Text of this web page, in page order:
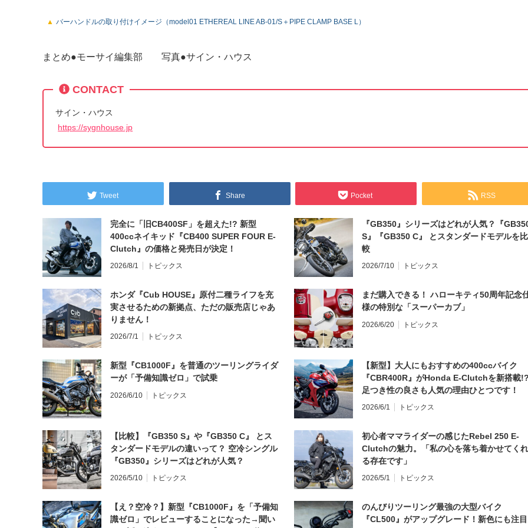
バーハンドルの取り付けイメージ（model01 ETHEREAL LINE AB-01/S＋PIPE CLAMP BASE L）
まとめ●モーサイ編集部 写真●サイン・ハウス
CONTACT
サイン・ハウス
https://sygnhouse.jp
Tweet Share Pocket RSS
完全に「旧CB400SF」を超えた!? 新型
400ccネイキッド『CB400 SUPER FOUR E-
Clutch』の価格と発売日が決定！
2026/8/1 トピックス
『GB350』シリーズはどれが人気？『
S』『GB350 C』 とスタンダードモデルを比
較
2026/7/10 トピックス
ホンダ『Cub HOUSE』原付二種ライフを充
実させるための新拠点、ただの販売店じゃあ
りません！
2026/7/1 トピックス
まだ購入できる！ ハローキティ50周年記念
様の特別な「スーパーカブ」
2026/6/20 トピックス
新型『CB1000F』を普通のツーリングライダ
ーが「予備知識ゼロ」で試乗
2026/6/10 トピックス
【新型】大人にもおすすめの400ccバイク
『CBR400R』がHonda E-Clutchを新搭載
足つき性の良さも人気の理由ひとつです！
2026/6/1 トピックス
【比較】『GB350 S』や『GB350 C』 とス
タンダードモデルの違いって？ 空冷シングル
『GB350』シリーズはどれが人気？
2026/5/10 トピックス
初心者ママライダーの感じたRebel 250 E-
Clutchの魅力。「私の心を落ち着かせてくれ
る存在です」
2026/5/1 トピックス
【え？空冷？】新型『CB1000F』を「予備知
識ゼロ」でレビューすることになった→聞い
のんびりツーリング最強の大型バイク
『CL500』がアップグレード！新色にも注目